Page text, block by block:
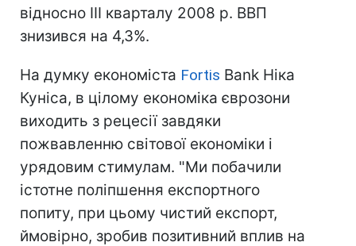
відносно III кварталу 2008 р. ВВП
знизився на 4,3%.
На думку економіста Fortis Bank Ніка
Куніса, в цілому економіка єврозони
виходить з рецесії завдяки
пожвавленню світової економіки і
урядовим стимулам. "Ми побачили
істотне поліпшення експортного
попиту, при цьому чистий експорт,
ймовірно, зробив позитивний вплив на